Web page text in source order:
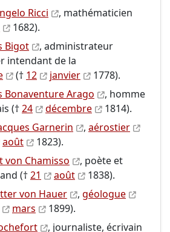
Ricci
, mathématicien
1682).
Bigot
, administrateur
intendant de la
(† 12 janvier
1778).
Bonaventure Arago
, homme
(†24 décembre
1814).
Garnerin , aérostier
août
1823).
von Chamisso
, poète et
(†21 août
1838).
von Hauer , géologue
mars
1899).
, journaliste, écrivain